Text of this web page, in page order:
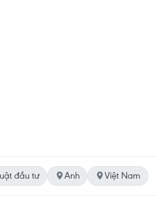
đầu tư Anh Việt Nam